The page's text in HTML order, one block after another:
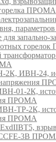
ПРОМА
запально-
ИВН-24,
01-2К,
ПРОМА
ТР-2К,
ПРОМА
3B